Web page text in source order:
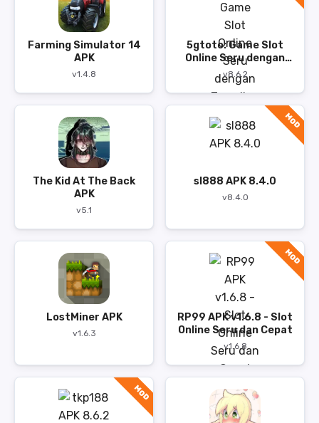
Farming Simulator 14
APK
v1.4.8
5gtoto: Game Slot
Online Seru dengan
Tampilan Modern
v8.6.2
The Kid At The Back
APK
v5.1
MOD
sl888 APK 8.4.0
v8.4.0
LostMiner APK
v1.6.3
MOD
RP99 APK v1.6.8 - Slot
Online Seru dan Cepat
v1.6.8
MOD